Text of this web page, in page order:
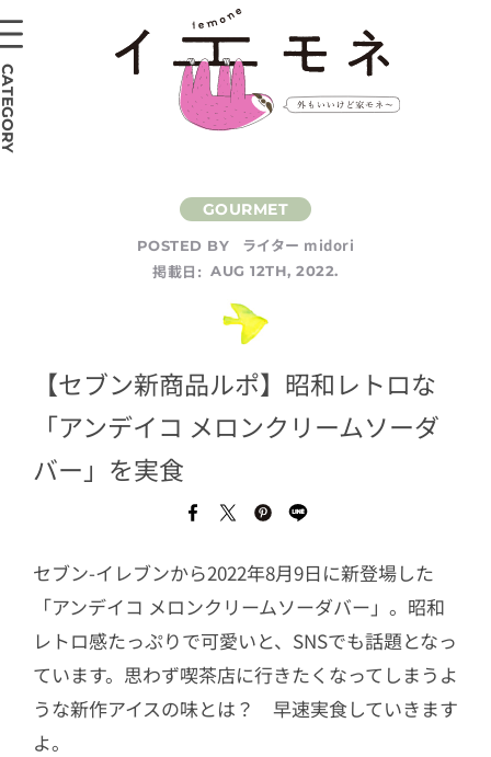
POSTED BY
ライター midori
掲載日: AUG 12TH, 2022.
【セブン新商品ルポ】昭和レトロな
「アンデイコ メロンクリームソーダ
バー」を実食
セブン-イレブンから2022年8月9日に新登場した
「アンデイコ メロンクリームソーダバー」。昭和
レトロ感たっぷりで可愛いと、SNSでも話題となっ
ています。思わず喫茶店に行きたくなってしまうよ
うな新作アイスの味とは？ 早速実食していきます
よ。